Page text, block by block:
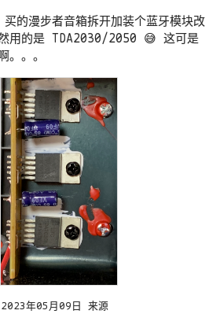
漫步者音箱拆开加装个蓝牙模块改
用的是 TDA2030/2050 😅 这可是
。。。
2023年05月09日 来源